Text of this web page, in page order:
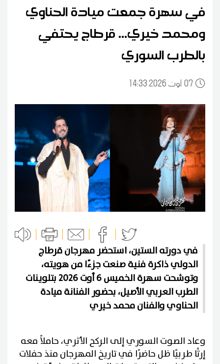
في سهرة جمعت ميادة الحناوي
ومحمد خيري... قرطاج يحتفي
بالطرب السوري
0714:33 2026 أوت
في دورته الستين، استحضر مهرجان قرطاج
الدولي ذاكرة فنية صنعت جزءًا من هويته،
وتوشحت سهرة الخميس 6 أوت 2026 بتلوينات
الطرب العربي الأصيل، بحضور الفنانة ميادة
الحناوي والفنان محمد خيري
وعاد الصوت السوري إلى الركح الأثري، حاملاً معه
إرثًا طربيًا ظل حاضرًا في تاريخ المهرجان منذ حفلات